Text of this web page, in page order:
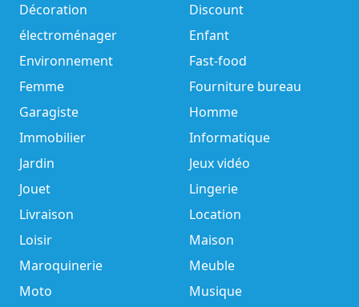
Décoration
Discount
électroménager
Enfant
Environnement
Fast-food
Femme
Fourniture bureau
Garagiste
Homme
Immobilier
Informatique
Jardin
Jeux vidéo
Jouet
Lingerie
Livraison
Location
Loisir
Maison
Maroquinerie
Meuble
Moto
Musique